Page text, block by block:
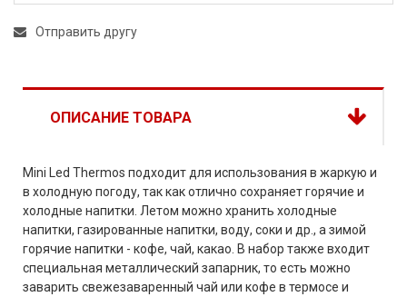
Отправить другу
ОПИСАНИЕ ТОВАРА
Mini Led Thermos подходит для использования в жаркую и
в холодную погоду, так как отлично сохраняет горячие и
холодные напитки. Летом можно хранить холодные
напитки, газированные напитки, воду, соки и др., а зимой
горячие напитки - кофе, чай, какао. В набор также входит
специальная металлический запарник, то есть можно
заварить свежезаваренный чай или кофе в термосе и